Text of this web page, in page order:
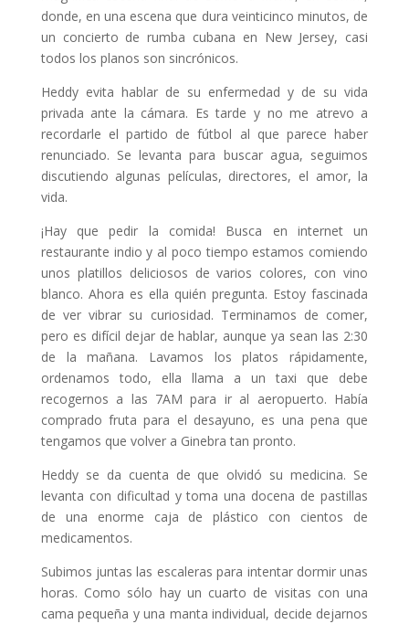
donde, en una escena que dura veinticinco minutos, de
un concierto de rumba cubana en New Jersey, casi
todos los planos son sincrónicos.
Heddy evita hablar de su enfermedad y de su vida
privada ante la cámara. Es tarde y no me atrevo a
recordarle el partido de fútbol al que parece haber
renunciado. Se levanta para buscar agua, seguimos
discutiendo algunas películas, directores, el amor, la
vida.
¡Hay que pedir la comida! Busca en internet un
restaurante indio y al poco tiempo estamos comiendo
unos platillos deliciosos de varios colores, con vino
blanco. Ahora es ella quién pregunta. Estoy fascinada
de ver vibrar su curiosidad. Terminamos de comer,
pero es difícil dejar de hablar, aunque ya sean las 2:30
de la mañana. Lavamos los platos rápidamente,
ordenamos todo, ella llama a un taxi que debe
recogernos a las 7AM para ir al aeropuerto. Había
comprado fruta para el desayuno, es una pena que
tengamos que volver a Ginebra tan pronto.
Heddy se da cuenta de que olvidó su medicina. Se
levanta con dificultad y toma una docena de pastillas
de una enorme caja de plástico con cientos de
medicamentos.
Subimos juntas las escaleras para intentar dormir unas
horas. Como sólo hay un cuarto de visitas con una
cama pequeña y una manta individual, decide dejarnos